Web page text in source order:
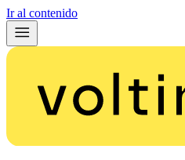
Ir al contenido